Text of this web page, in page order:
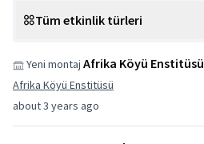
Tüm etkinlik türleri
about 3 years ago
Yeni montaj Afrika Köyü Enstitüsü
Afrika Köyü Enstitüsü